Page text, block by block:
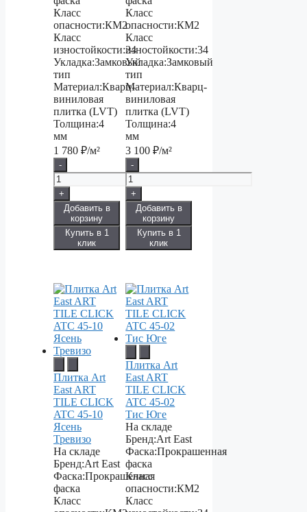
Класс
опасности:КМ2
Класс
изностойкости:34
Укладка:Замковый
тип
Материал:Кварц-
виниловая
плитка (LVT)
Толщина:4
мм
1 780 ₽/м²
-
+
Добавить в
корзину
Купить в 1
клик
Класс
опасности:КМ2
Класс
изностойкости:34
Укладка:Замковый
тип
Материал:Кварц-
виниловая
плитка (LVT)
Толщина:4
мм
3 100₽/м²
-
+
Добавить в
корзину
Купить в 1
клик
Плитка Art
East ART
TILE CLICK
ATC 45-10
Ясень
Тревизо
На складе
Бренд:Art East
Фаска:Прокрашенная
фаска
Класс
Плитка Art
East ART
TILE CLICK
ATC 45-02
Тис Юге
На складе
Бренд:Art East
Фаска:Прокрашенная
фаска
Класс
опасности:КМ2
Класс